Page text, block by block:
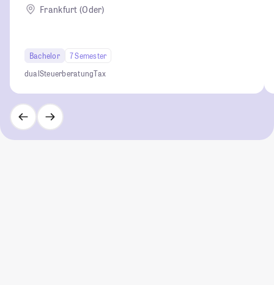
Frankfurt (Oder)
Bachelor
7 Semester
dualSteuerberatungTax